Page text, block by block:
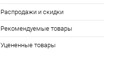
Распродажи и скидки
Рекомендуемые товары
Уцененные товары